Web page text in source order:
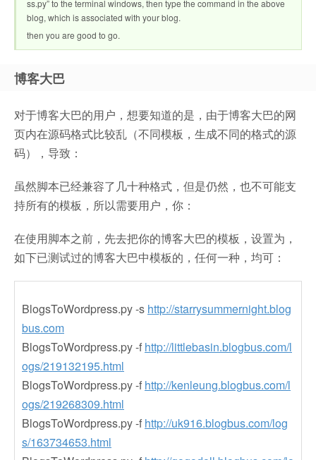
ss.py” to the terminal windows, then type the command in the above
blog, which is associated with your blog.
then you are good to go.
博客大巴
对于博客大巴的用户，想要知道的是，由于博客大巴的网
页内在源码格式比较乱（不同模板，生成不同的格式的源
码），导致：
虽然脚本已经兼容了几十种格式，但是仍然，也不可能支
持所有的模板，所以需要用户，你：
在使用脚本之前，先去把你的博客大巴的模板，设置为，
如下已测试过的博客大巴中模板的，任何一种，均可：
BlogsToWordpress.py -s http://starrysummernight.blog
bus.com
BlogsToWordpress.py -f http://littlebasin.blogbus.com/l
ogs/219132195.html
BlogsToWordpress.py -f http://kenleung.blogbus.com/l
ogs/219268309.html
BlogsToWordpress.py -f http://uk916.blogbus.com/log
s/163734653.html